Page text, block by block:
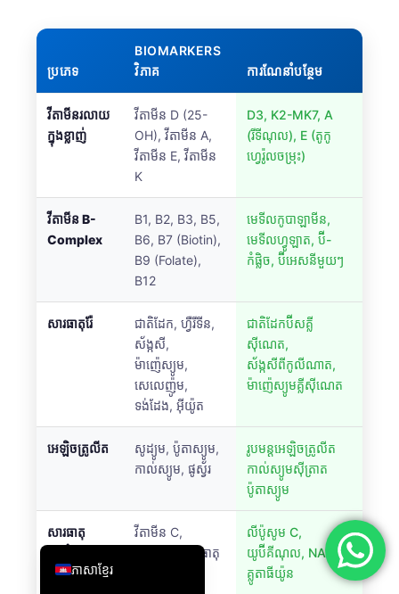
ប្រភេទ
BIOMARKERS
វិភាគ
ការណែនាំបន្ថែម
វីតាមីនរលាយ
ក្នុងខ្លាញ់
វីតាមីន D (25-
OH), វីតាមីន A,
វីតាមីន E, វីតាមីន
K
D3, K2-MK7, A
(រីទីណុល), E (តូកូ
ហ្វេរ៉ូលចម្រុះ)
វីតាមីន B-
Complex
B1, B2, B3, B5,
B6, B7 (Biotin),
B9 (Folate),
B12
មេទីលកូបាឡាមីន,
មេទីលហ្វូឡាត, ប៊ី-
កំផ្លិច, ប៊ីអេសនីមួយៗ
សារធាតុរ៉ែ
ជាតិដែក, ហ្វឺរីទីន,
ស័ង្កសី,
ម៉ាញ៉េស្យូម,
សេលេញ៉ូម,
ទង់ដែង, អ៊ីយ៉ូត
ជាតិដែកប៊ីសគ្លី
ស៊ីណេត,
ស័ង្កសីពីកូលីណាត,
ម៉ាញ៉េស្យូមគ្លីស៊ីណេត
អេឡិចត្រូលីត
សូដ្យូម, ប៉ូតាស្យូម,
កាល់ស្យូម, ផូស្វ័រ
រូបមន្តអេឡិចត្រូលីត
កាល់ស្យូមស៊ីត្រាត
ប៉ូតាស្យូម
សារធាតុ
ស៊ីតកម្ម
វីតាមីន C,
CoQ10, សារធាតុ
លីប៉ូសូម C,
យូប៊ីគីណុល, NAC,
គ្លូតាធីយ៉ូន
ភាសាខ្មែរ
English
Deutsch
Français
Português
Ελληνικά
Română
简体中文
Български
Dansk
हिन्दी